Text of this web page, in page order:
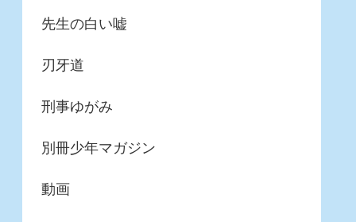
先生の白い嘘
刃牙道
刑事ゆがみ
別冊少年マガジン
動画